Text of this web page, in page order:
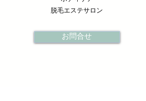
脱毛エステサロン
お問合せ